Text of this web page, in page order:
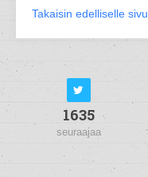
Takaisin edelliselle
1635
seuraajaa